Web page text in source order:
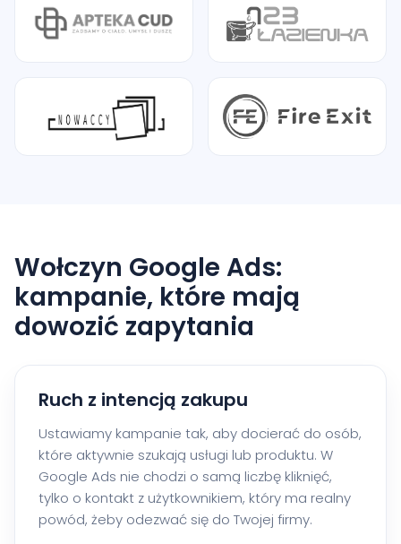
Wołczyn Google Ads:
kampanie, które mają
dowozić zapytania
Ruch z intencją zakupu
Ustawiamy kampanie tak, aby docierać do osób,
które aktywnie szukają usługi lub produktu. W
Google Ads nie chodzi o samą liczbę kliknięć,
tylko o kontakt z użytkownikiem, który ma realny
powód, żeby odezwać się do Twojej firmy.